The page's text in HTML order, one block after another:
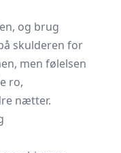
og brug
skulderen for
men følelsen
ro,
nætter.